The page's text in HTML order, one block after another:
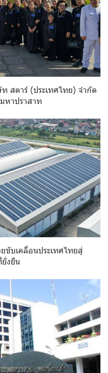
สตาร์ (ประเทศไทย) จำกัด
หาปราสาท
ขับเคลื่อนประเทศไทยสู่
งยืน